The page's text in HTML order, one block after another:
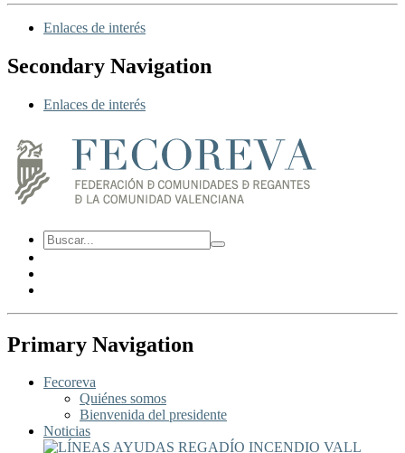
Enlaces de interés
Secondary Navigation
Enlaces de interés
Primary Navigation
Fecoreva
Quiénes somos
Bienvenida del presidente
Noticias